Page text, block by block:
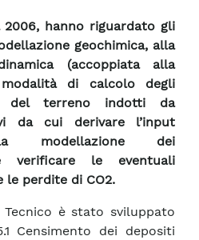
hanno riguardato gli
geochimica, alla
(accoppiata alla
di calcolo degli
del terreno indotti da
da cui derivare l’input
modellazione dei
verificare le eventuali
perdite di CO2.
è stato sviluppato
Censimento dei depositi